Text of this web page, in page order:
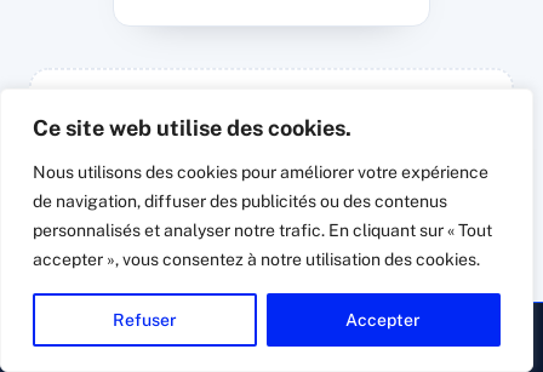
Ce site web utilise des cookies.
Nous utilisons des cookies pour améliorer votre expérience
de navigation, diffuser des publicités ou des contenus
personnalisés et analyser notre trafic. En cliquant sur « Tout
accepter », vous consentez à notre utilisation des cookies.
Refuser Accepter
Synchronisation automatique des avis
Google réels
Widget Trustindex.io à connecter à la fiche
Google Business Connexit à l'import : il affiche les
47 avis vérifiés avec photos, dates et réponses,
→ Voir les avis directement sur Google